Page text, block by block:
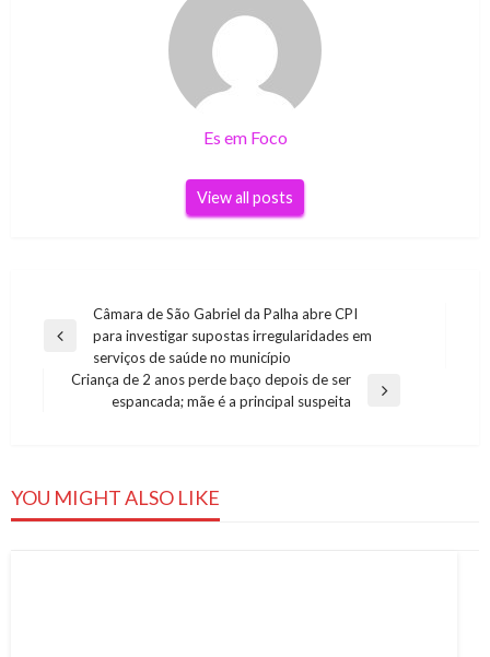
Es em Foco
View all posts
Navegação
de
Post
Previous
Câmara de São Gabriel da Palha abre CPI
para investigar supostas irregularidades em
serviços de saúde no município
Criança de 2 anos perde baço depois de ser
espancada; mãe é a principal suspeita
YOU MIGHT ALSO LIKE